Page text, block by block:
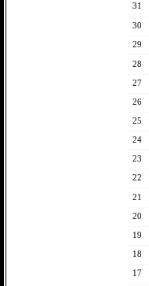
31
30
29
28
27
26
25
24
23
22
21
20
19
18
17